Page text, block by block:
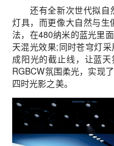
还有全新次世代拟自
灯具，而更像大自然与
法，在480纳米的蓝光里
天混光效果;同时苍穹灯
成阳光的截止线，让蓝
RGBCW氛围柔光，实现
四时光影之美。